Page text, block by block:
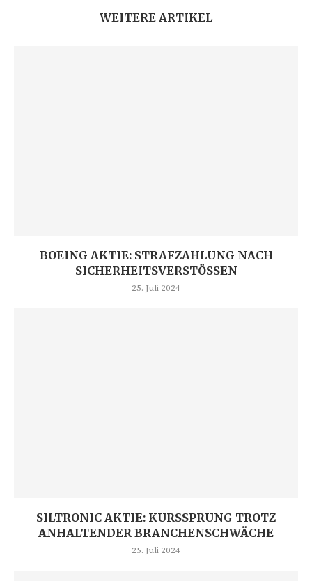
WEITERE ARTIKEL
BOEING AKTIE: STRAFZAHLUNG NACH
SICHERHEITSVERSTÖSSEN
25. Juli 2024
SILTRONIC AKTIE: KURSSPRUNG TROTZ
ANHALTENDER BRANCHENSCHWÄCHE
25. Juli 2024